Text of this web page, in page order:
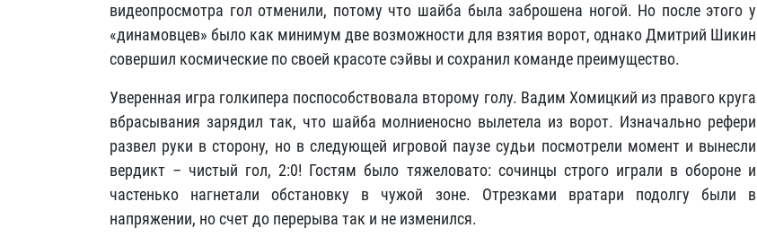
видеопросмотра гол отменили, потому что шайба была заброшена ногой. Но после этого у
«динамовцев» было как минимум две возможности для взятия ворот, однако Дмитрий Шикин
совершил космические по своей красоте сэйвы и сохранил команде преимущество.
Уверенная игра голкипера поспособствовала второму голу. Вадим Хомицкий из правого круга
вбрасывания зарядил так, что шайба молниеносно вылетела из ворот. Изначально рефери
развел руки в сторону, но в следующей игровой паузе судьи посмотрели момент и вынесли
вердикт – чистый гол, 2:0! Гостям было тяжеловато: сочинцы строго играли в обороне и
частенько нагнетали обстановку в чужой зоне. Отрезками вратари подолгу были в
напряжении, но счет до перерыва так и не изменился.